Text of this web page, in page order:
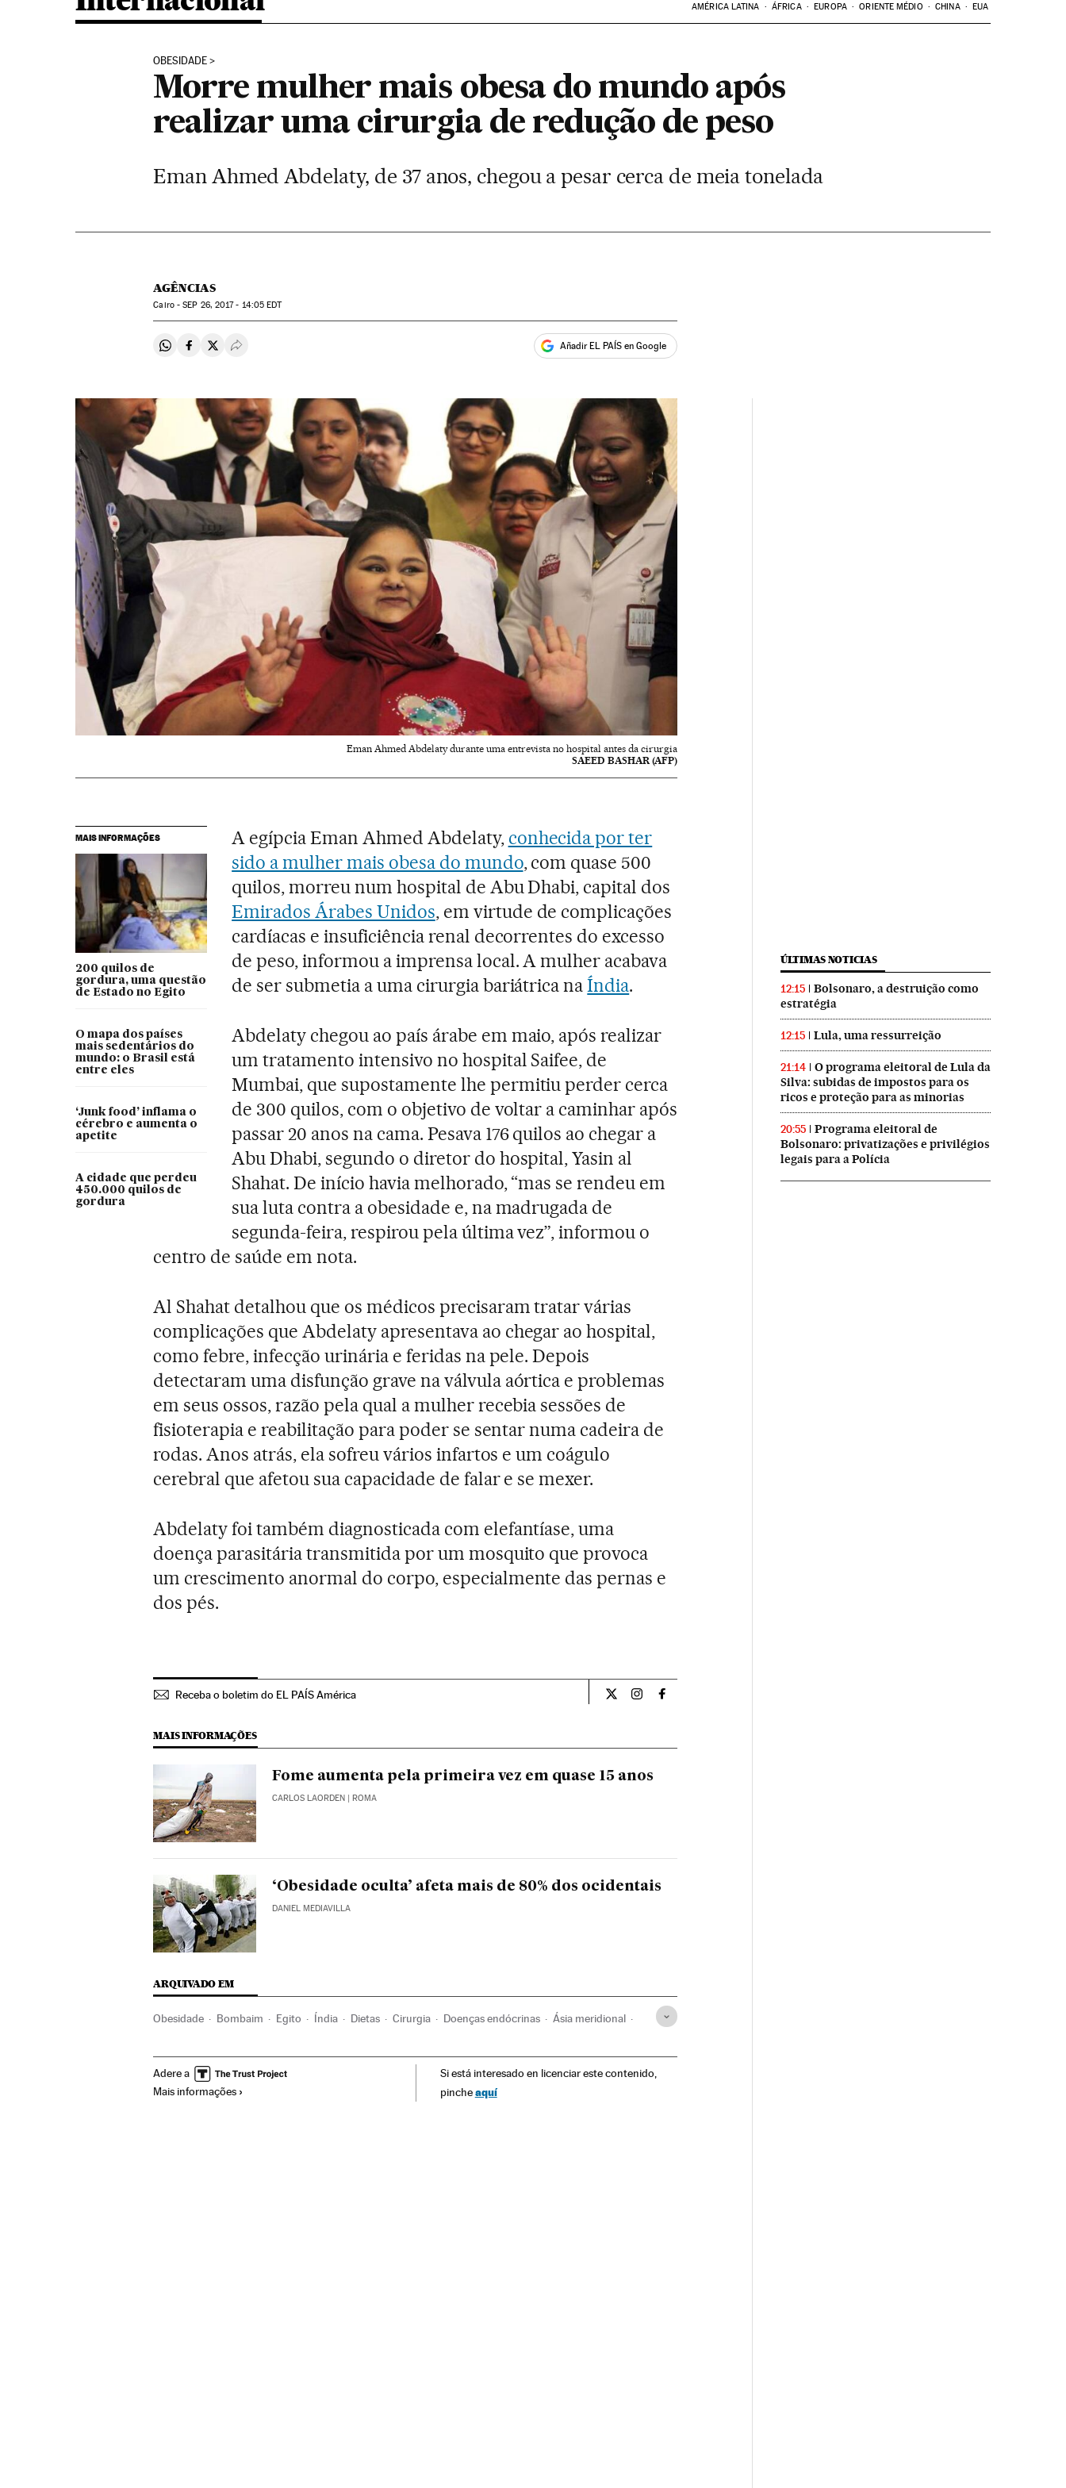
AMÉRICA LATINA ÁFRICA EUROPA ORIENTE MÉDIO CHINA EUA
OBESIDADE
Morre mulher mais obesa do mundo após
realizar uma cirurgia de redução de peso
Eman Ahmed Abdelaty, de 37 anos, chegou a pesar cerca de meia tonelada
AGÊNCIAS
Cairo -SEP 26, 2017 - 14:05 EDT
Compartir en Whatsapp
Compartir en Facebook
Compartir en Twitter
Desplegar Redes Sociales Añadir EL PAÍS en Google
Eman Ahmed Abdelaty durante uma entrevista no hospital antes da cirurgia
SAEED BASHAR (AFP)
MAIS INFORMAÇÕES
200 quilos de
gordura, uma questão
de Estado no Egito
O mapa dos países
mais sedentários do
mundo: o Brasil está
entre eles
‘Junk food’ inflama o
cérebro e aumenta o
apetite
A cidade que perdeu
450.000 quilos de
gordura
A egípcia Eman Ahmed Abdelaty, conhecida por ter
sido a mulher mais obesa do mundo, com quase 500
quilos, morreu num hospital de Abu Dhabi, capital dos
Emirados Árabes Unidos, em virtude de complicações
cardíacas e insuficiência renal decorrentes do excesso
de peso, informou a imprensa local. A mulher acabava
de ser submetia a uma cirurgia bariátrica naÍndia.
Abdelaty chegou ao país árabe em maio, após realizar
um tratamento intensivo no hospital Saifee, de
Mumbai, que supostamente lhe permitiu perder cerca
de 300 quilos, com o objetivo de voltar a caminhar após
passar 20 anos na cama. Pesava 176 quilos ao chegar a
Abu Dhabi, segundo o diretor do hospital, Yasin al
Shahat. De início havia melhorado, “mas se rendeu em
sua luta contra a obesidade e, na madrugada de
segunda-feira, respirou pela última vez”, informou o
centro de saúde em nota.
Al Shahat detalhou que os médicos precisaram tratar várias
complicações que Abdelaty apresentava ao chegar ao hospital,
como febre, infecção urinária e feridas na pele. Depois
detectaram uma disfunção grave na válvula aórtica e problemas
em seus ossos, razão pela qual a mulher recebia sessões de
fisioterapia e reabilitação para poder se sentar numa cadeira de
rodas. Anos atrás, ela sofreu vários infartos e um coágulo
cerebral que afetou sua capacidade de falar e se mexer.
Abdelaty foi também diagnosticada com elefantíase, uma
doença parasitária transmitida por um mosquito que provoca
um crescimento anormal do corpo, especialmente das pernas e
dos pés.
Receba o boletim do EL PAÍS América Internacional El País Brasil en Twitter
Internacional El País Brasil en Instagram
Internacional El País Brasil en Facebook
MAIS INFORMAÇÕES
Fome aumenta pela primeira vez em quase 15 anos
CARLOS LAORDEN | ROMA
‘Obesidade oculta’ afeta mais de 80% dos ocidentais
DANIEL MEDIAVILLA
ARQUIVADO EM
Obesidade Bombaim Egito Índia Dietas Cirurgia Doenças endócrinas Ásia meridional
Medicina Bem-estar Saúde Mundo Global Blogs
Adere a
Mais informações
Si está interesado en licenciar este contenido,
pincheaquí
ÚLTIMAS NOTICIAS
12:15
Bolsonaro, a destruição como
estratégia
12:15 Lula, uma ressurreição
21:14
O programa eleitoral de Lula da
Silva: subidas de impostos para os
ricos e proteção para as minorias
20:55
Programa eleitoral de
Bolsonaro: privatizações e privilégios
legais para a Polícia